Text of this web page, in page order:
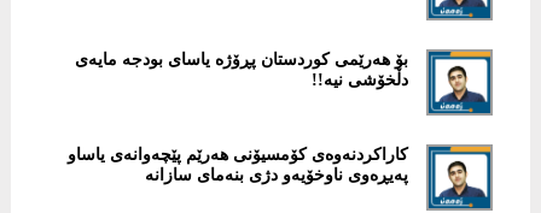
بۆ هەرێمى کوردستان پڕۆژە یاساى بودجە مایەى
دڵخۆشى نیە!!
كاراكردنەوەی كۆمسیۆنی هەرێم پێچەوانەی یاساو
پەیڕەوی ناوخۆیەو دژی بنەمای سازانە